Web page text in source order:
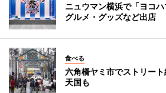
ニュウマン横浜で「ヨコ
グルメ・グッズなど出店
食べる
六角橋ヤミ市でストリー
天国も